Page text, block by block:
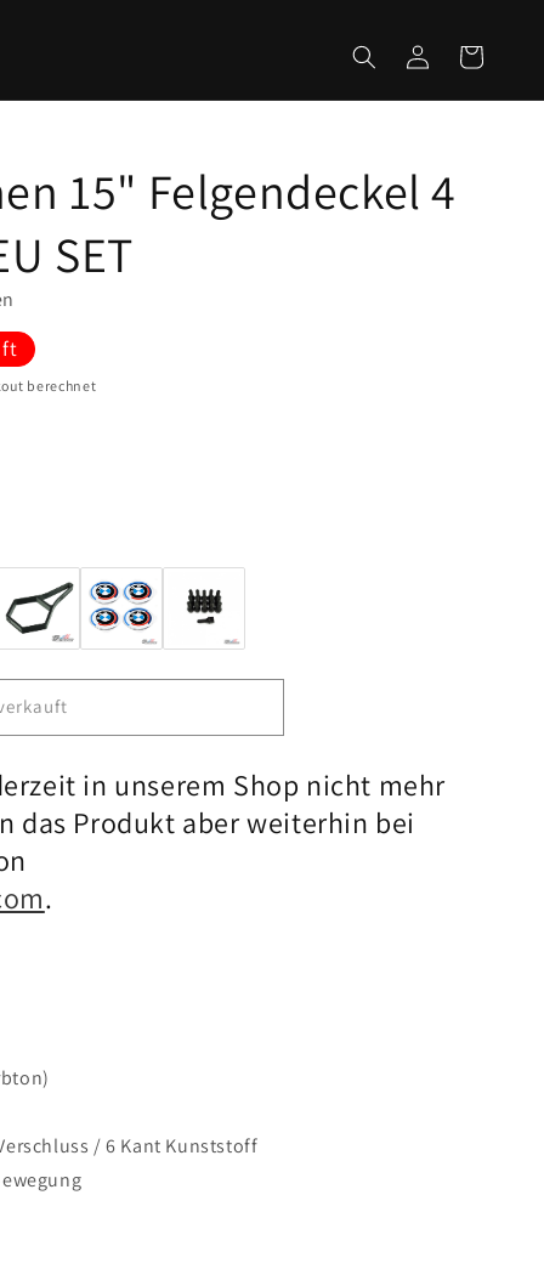
EinloggenWarenkorb
15" Felgendeckel 4
SET
berechnet
in unserem Shop nicht mehr
das Produkt aber weiterhin bei
.
/ 6 Kant Kunststoff